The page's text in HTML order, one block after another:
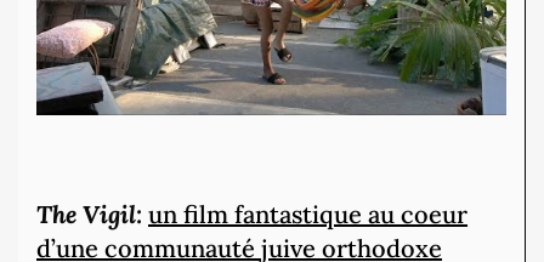
The Vigil: un film fantastique au coeur
d’une communauté juive orthodoxe